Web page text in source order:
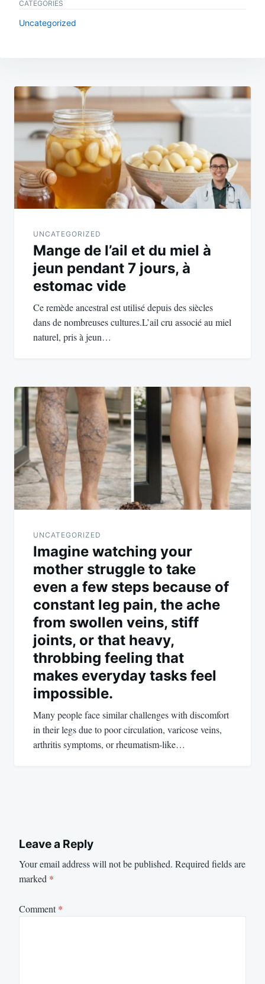
CATEGORIES
Uncategorized
Post
navigation
UNCATEGORIZED
Mange de l’ail et du miel à
jeun pendant 7 jours, à
estomac vide
Ce remède ancestral est utilisé depuis des siècles
dans de nombreuses cultures.L’ail cru associé au miel
naturel, pris à jeun…
UNCATEGORIZED
Imagine watching your
mother struggle to take
even a few steps because of
constant leg pain, the ache
from swollen veins, stiff
joints, or that heavy,
throbbing feeling that
makes everyday tasks feel
impossible.
Many people face similar challenges with discomfort
in their legs due to poor circulation, varicose veins,
arthritis symptoms, or rheumatism-like…
Leave a Reply
Your email address will not be published. Required fields are
marked *
Comment*